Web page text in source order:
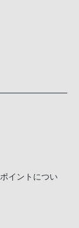
イントについ